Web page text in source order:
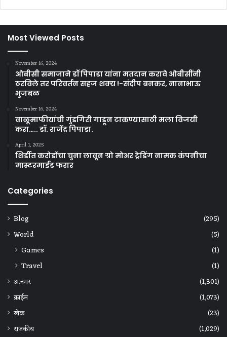
Most Viewed Posts
November 16, 2024
ओबीसी समाजाने डॉ पिपाडा यांना मतदान करावे ओबीसींनी
ठरविले तर परिवर्तन सहज शक्य !-संदीप बनकर, नानाभाऊ
भुजबळ
November 16, 2024
वाळूमाफीयांची गुंडगिरी गाडून टाकण्यासाठी मला विजयी
करा….. डॉ. राजेंद्र पिपाडा.
April 1, 2025
शिर्डीत करोडोंचा चुना लावून ग्रो मोअर ट्रेडिंग नामक कंपनीचा
मास्टरमाईंड फरार
Categories
Blog
(295)
World
(5)
Games
(1)
Travel
(1)
अ.नगर
(1,301)
क्राईम
(1,073)
खेळ
(23)
राजकीय
(1,029)